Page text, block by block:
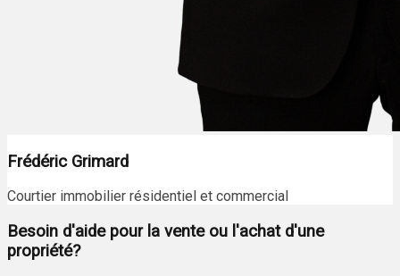
Frédéric Grimard
Courtier immobilier résidentiel et commercial
Besoin d'aide pour la vente ou l'achat d'une
propriété?